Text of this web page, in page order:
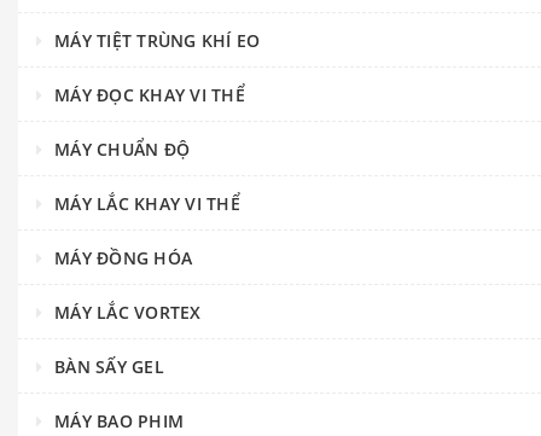
MÁY TIỆT TRÙNG KHÍ EO
MÁY ĐỌC KHAY VI THỂ
MÁY CHUẨN ĐỘ
MÁY LẮC KHAY VI THỂ
MÁY ĐỒNG HÓA
MÁY LẮC VORTEX
BÀN SẤY GEL
MÁY BAO PHIM